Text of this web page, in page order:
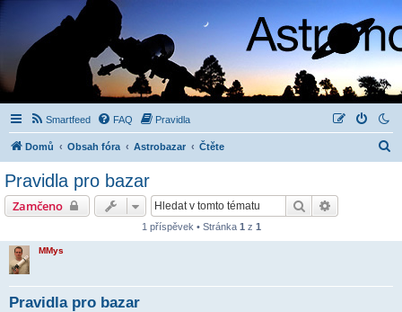
Smartfeed FAQ Pravidla
Domů Obsah fóra Astrobazar Čtěte
Pravidla pro bazar
Zamčeno Hledat
1 příspěvek • Stránka 1 z 1
MMys
Pravidla pro bazar